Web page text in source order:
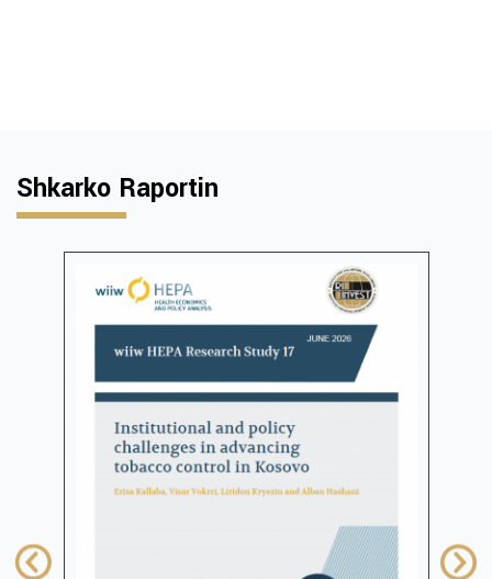
Shkarko Raportin